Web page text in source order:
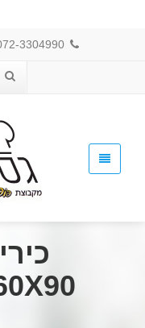
072-3304990